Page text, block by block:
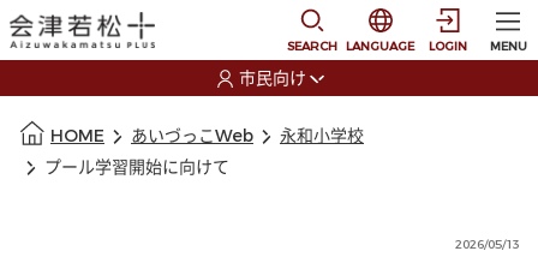
SEARCH
選択すると言語の切
LANGUAGE LOGIN MENU
市民向け
HOME あいづっこWeb
永和小学校
プール学習開始に向けて
2026/05/13